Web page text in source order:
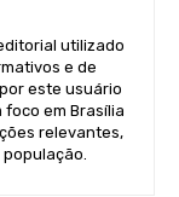
utilizado
e de
este usuário
em Brasília
relevantes,